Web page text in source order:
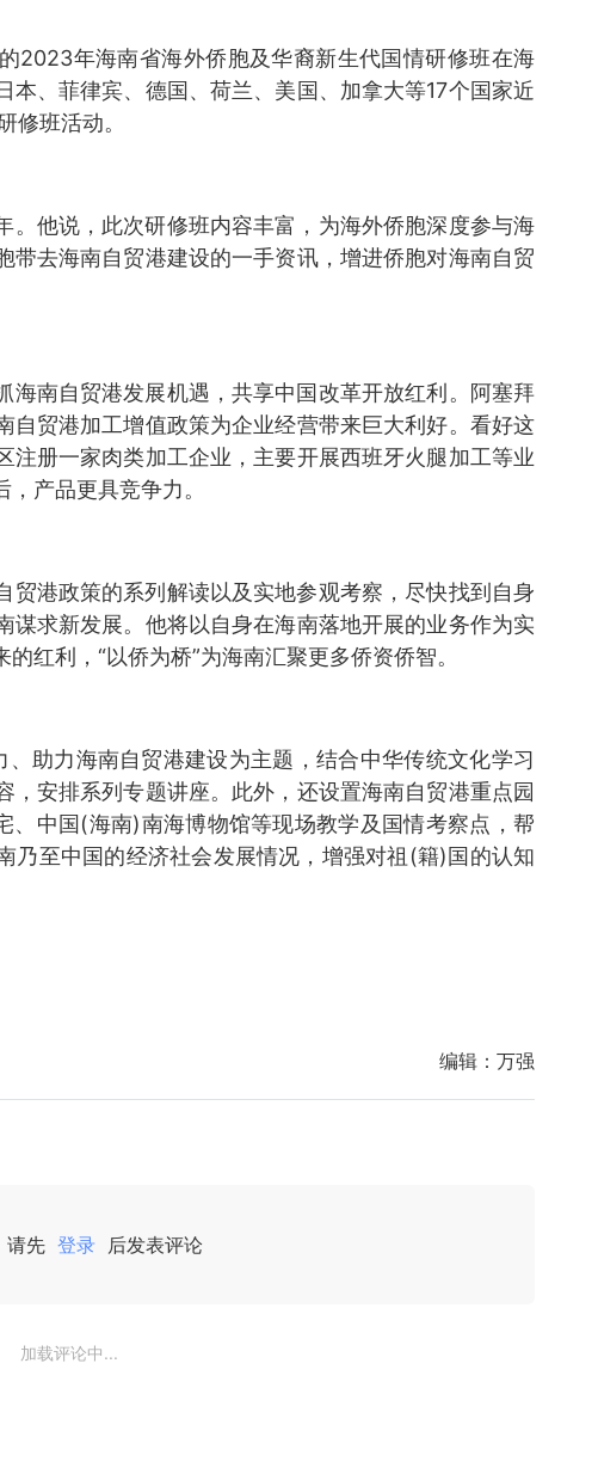
年海南省海外侨胞及华裔新生代国情研修班在海
本、菲律宾、德国、荷兰、美国、加拿大等17个国家近
修班活动。
他说，此次研修班内容丰富，为海外侨胞深度参与海
带去海南自贸港建设的一手资讯，增进侨胞对海南自贸
南自贸港发展机遇，共享中国改革开放红利。阿塞拜
自贸港加工增值政策为企业经营带来巨大利好。看好这
注册一家肉类加工企业，主要开展西班牙火腿加工等业
产品更具竞争力。
港政策的系列解读以及实地参观考察，尽快找到自身
谋求新发展。他将以自身在海南落地开展的业务作为实
红利，“以侨为桥”为海南汇聚更多侨资侨智。
力海南自贸港建设为主题，结合中华传统文化学习
安排系列专题讲座。此外，还设置海南自贸港重点园
、中国(海南)南海博物馆等现场教学及国情考察点，帮
乃至中国的经济社会发展情况，增强对祖(籍)国的认知
编辑： 万强
请先 登录 后发表评论
加载评论中...